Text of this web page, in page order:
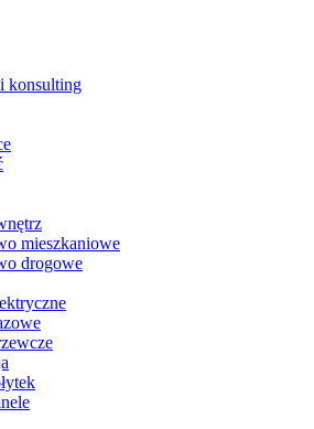
konsulting
mieszkaniowe
drogowe